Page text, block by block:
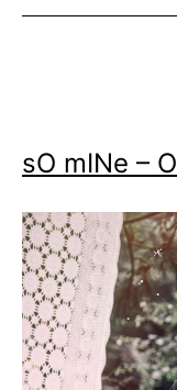
sO mINe –